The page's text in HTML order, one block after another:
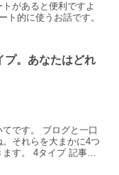
があると便利ですよ
ト的に使うお話です。
プ。あなたはどれ
です。 ブログと一口
それらを大まかに4つ
す。 4タイプ 記事に